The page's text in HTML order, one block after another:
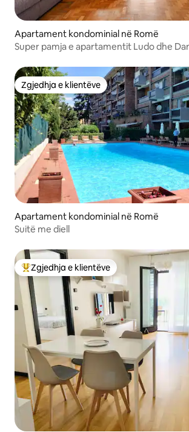
Apartament kondominial në Romë
Super pamja e apartamentit Ludo dhe
Zgjedhja e klientëve
Zgjedhja e klientëve
Apartament kondominial në Romë
Suitë me diell
Më të mirat e zgjedhjeve të klientëve
Zgjedhja e klientëve